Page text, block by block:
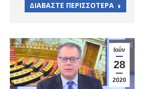
ΔΙΑΒΑΣΤΕ ΠΕΡΙΣΣΟΤΕΡΑ
Ιούν
28
2020